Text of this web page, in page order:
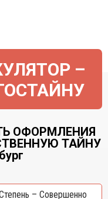
–
ОФОРМЛЕНИЯ
ТАЙНУ
– Совершенно